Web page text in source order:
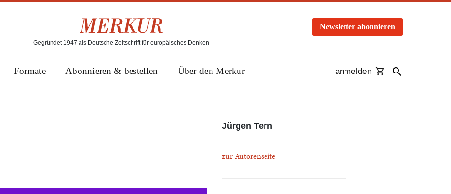
Gegründet 1947 als Deutsche Zeitschrift für europäisches Denken
Newsletter abonnieren
Formate Abonnieren & bestellen Über den Merkur anmelden
Jürgen Tern
zur Autorenseite